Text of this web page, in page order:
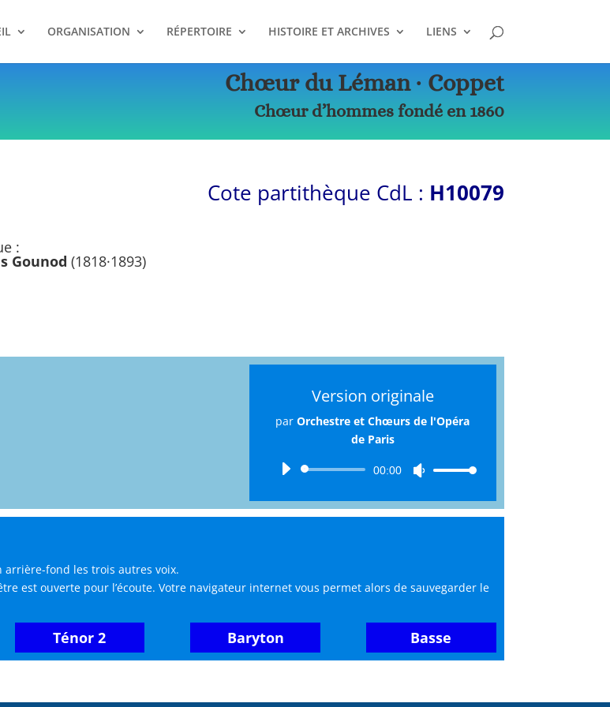
ORGANISATION RÉPERTOIRE HISTOIRE ET ARCHIVES LIENS
Chœur du Léman ∙ Coppet
Chœur d’hommes fondé en 1860
Cote partithèque CdL : H10079
:
Gounod (1818·1893)
Version originale
parOrchestre et Chœurs de l'Opéra
de Paris
Lecteur
00:00
Utilisez
flèches
diminuer
volume.
arrière-fond les trois autres voix.
est ouverte pour l’écoute. Votre navigateur internet vous permet alors de sauvegarder le
Ténor 2 Baryton Basse